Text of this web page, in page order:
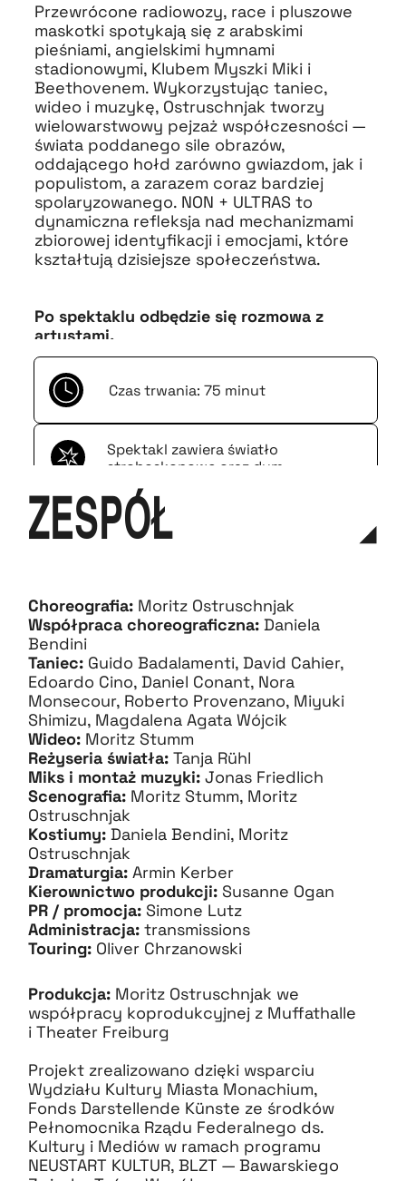
Przewrócone radiowozy, race i pluszowe
maskotki spotykają się z arabskimi
pieśniami, angielskimi hymnami
stadionowymi, Klubem Myszki Miki i
Beethovenem. Wykorzystując taniec,
wideo i muzykę, Ostruschnjak tworzy
wielowarstwowy pejzaż współczesności —
świata poddanego sile obrazów,
oddającego hołd zarówno gwiazdom, jak i
populistom, a zarazem coraz bardziej
spolaryzowanego. NON + ULTRAS to
dynamiczna refleksja nad mechanizmami
zbiorowej identyfikacji i emocjami, które
kształtują dzisiejsze społeczeństwa.
Po spektaklu odbędzie się rozmowa z
artystami.
Czas trwania: 75 minut
Spektakl zawiera światło
stroboskopowe oraz dym.
Spektakl rekomendowany dla
widzów od 12 roku życia.
głośnych dźwięków i muzyki.
ZESPÓŁ
Choreografia: Moritz Ostruschnjak
Współpraca choreograficzna: Daniela
Bendini
Taniec: Guido Badalamenti, David Cahier,
Edoardo Cino, Daniel Conant, Nora
Monsecour, Roberto Provenzano, Miyuki
Shimizu, Magdalena Agata Wójcik
Wideo: Moritz Stumm
Reżyseria światła: Tanja Rühl
Miks i montaż muzyki: Jonas Friedlich
Scenografia: Moritz Stumm, Moritz
Ostruschnjak
Kostiumy: Daniela Bendini, Moritz
Ostruschnjak
Dramaturgia: Armin Kerber
Kierownictwo produkcji: Susanne Ogan
PR / promocja: Simone Lutz
Administracja: transmissions
Touring: Oliver Chrzanowski
Produkcja: Moritz Ostruschnjak we
współpracy koprodukcyjnej z Muffathalle
i Theater Freiburg
Projekt zrealizowano dzięki wsparciu
Wydziału Kultury Miasta Monachium,
Fonds Darstellende Künste ze środków
Pełnomocnika Rządu Federalnego ds.
Kultury i Mediów w ramach programu
NEUSTART KULTUR, BLZT — Bawarskiego